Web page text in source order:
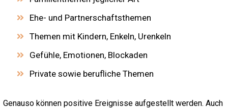
Ehe- und Partnerschaftsthemen
Themen mit Kindern, Enkeln, Urenkeln
Gefühle, Emotionen, Blockaden
Private sowie berufliche Themen
Genauso können positive Ereignisse aufgestellt werden. Auch